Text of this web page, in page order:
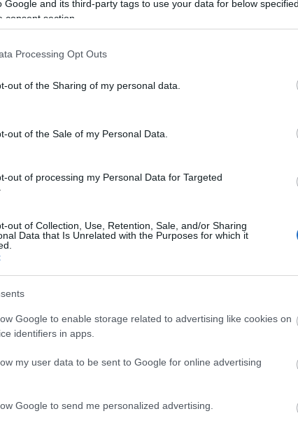
Google and its third-party tags to use your data for below
consent section.
Processing Opt Outs
out of the Sharing of my personal data.
out of the Sale of my Personal Data.
out of processing my Personal Data for Targeted
out of Collection, Use, Retention, Sale, and/or Sharing
Data that Is Unrelated with the Purposes for which it
Google to enable storage related to advertising like cookies on
identifiers in apps.
my user data to be sent to Google for online advertising
Google to send me personalized advertising.